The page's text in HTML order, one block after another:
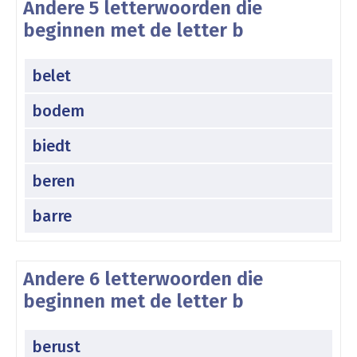
Andere 5 letterwoorden die
beginnen met de letter b
belet
bodem
biedt
beren
barre
Andere 6 letterwoorden die
beginnen met de letter b
berust